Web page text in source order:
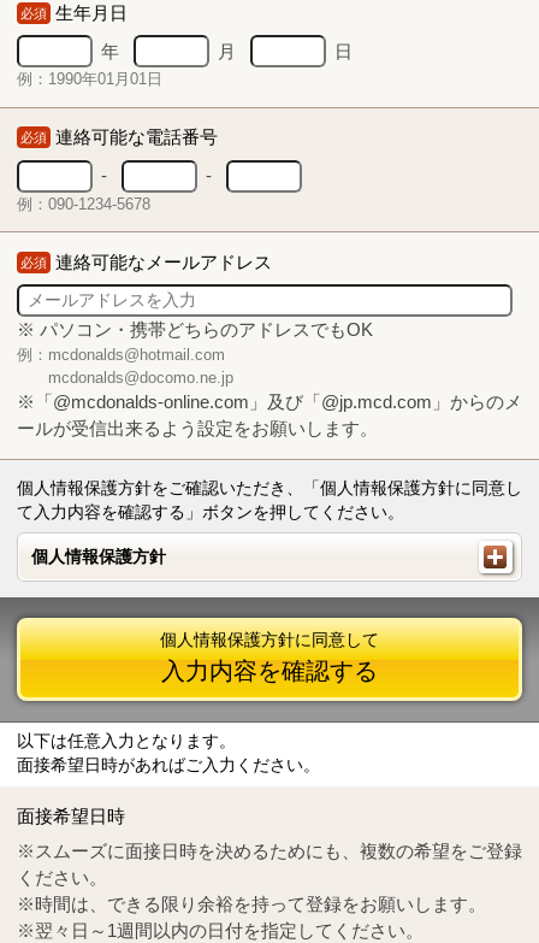
必須 生年月日
年
月 日
例：1990年01月01日
必須 連絡可能な電話番号
-
-
例：090-1234-5678
必須 連絡可能なメールアドレス
※ パソコン・携帯どちらのアドレスでもOK
例：mcdonalds@hotmail.com
mcdonalds@docomo.ne.jp
※「@mcdonalds-online.com」及び「@jp.mcd.com」からのメ
ールが受信出来るよう設定をお願いします。
個人情報保護方針をご確認いただき、「個人情報保護方針に同意し
て入力内容を確認する」ボタンを押してください。
個人情報保護方針
個人情報保護方針
Tel
0570-55-0314
個人情報保護方針に同意して
入力内容を確認する
以下は任意入力となります。
面接希望日時があればご入力ください。
面接希望日時
※スムーズに面接日時を決めるためにも、複数の希望をご登録
ください。
※時間は、できる限り余裕を持って登録をお願いします。
※翌々日～1週間以内の日付を指定してください。